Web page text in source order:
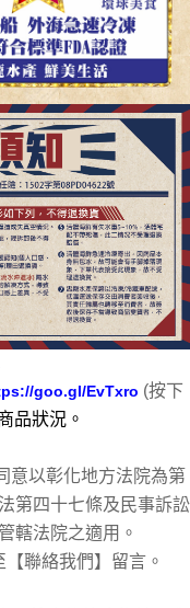
goo.gl/EvTxro (按下
品狀況。
意以彰化地方法院為第
第四十七條及民事訴訟
轄法院之適用。
聯絡我們】留言。